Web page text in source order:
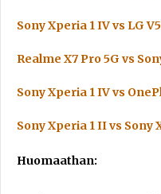
Sony Xperia 1 IV vs LG
Realme X7 Pro 5G vs
Sony Xperia 1 IV vs
Sony Xperia 1 II vs Sony
Huomaathan: